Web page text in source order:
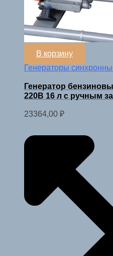
В корзину
Генераторы
Генератор
220В 16 л с ручным
23364,00 ₽